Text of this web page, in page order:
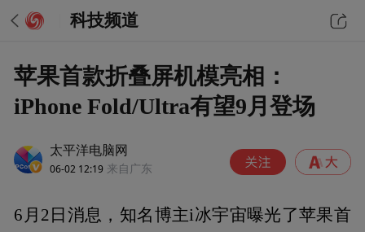
科技频道
苹果首款折叠屏机模亮相：
iPhone Fold/Ultra有望9月登场
太平洋电脑网
06-02 12:19 来自广东
6月2日消息，知名博主i冰宇宙曝光了苹果首